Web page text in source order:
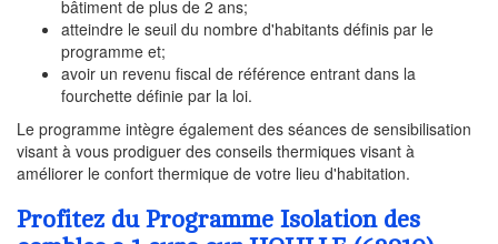
bâtiment de plus de 2 ans;
atteindre le seuil du nombre d'habitants définis par le
programme et;
avoir un revenu fiscal de référence entrant dans la
fourchette définie par la loi.
Le programme intègre également des séances de sensibilisation
visant à vous prodiguer des conseils thermiques visant à
améliorer le confort thermique de votre lieu d'habitation.
Profitez du Programme Isolation des